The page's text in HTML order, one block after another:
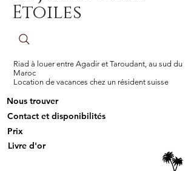
Etoiles
Riad à louer entre Agadir et Taroudant, au sud du
Maroc
Location de vacances chez un résident suisse
Nous trouver
Contact et disponibilités
Prix
Livre d'or